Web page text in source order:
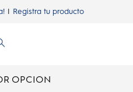
Registra tu producto
OPCION